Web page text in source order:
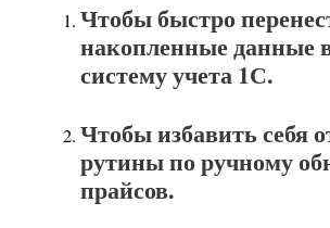
Чтобы быстро
накопленные данные
систему учета 1С.
Чтобы избавить себя
рутины по ручному
прайсов.